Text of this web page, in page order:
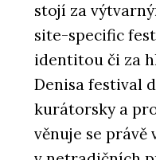
stojí za
site-specific
identitou či za
Denisa festival
kurátorsky a
věnuje se právě